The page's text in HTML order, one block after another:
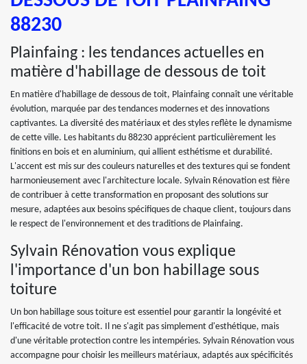
88230
Plainfaing : les tendances actuelles en
matière d'habillage de dessous de toit
En matière d'habillage de dessous de toit, Plainfaing connaît une véritable
évolution, marquée par des tendances modernes et des innovations
captivantes. La diversité des matériaux et des styles reflète le dynamisme
de cette ville. Les habitants du 88230 apprécient particulièrement les
finitions en bois et en aluminium, qui allient esthétisme et durabilité.
L'accent est mis sur des couleurs naturelles et des textures qui se fondent
harmonieusement avec l'architecture locale. Sylvain Rénovation est fière
de contribuer à cette transformation en proposant des solutions sur
mesure, adaptées aux besoins spécifiques de chaque client, toujours dans
le respect de l'environnement et des traditions de Plainfaing.
Sylvain Rénovation vous explique
l'importance d'un bon habillage sous
toiture
Un bon habillage sous toiture est essentiel pour garantir la longévité et
l'efficacité de votre toit. Il ne s'agit pas simplement d'esthétique, mais
d'une véritable protection contre les intempéries. Sylvain Rénovation vous
accompagne pour choisir les meilleurs matériaux, adaptés aux spécificités